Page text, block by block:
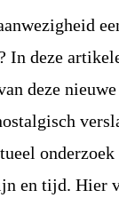
In deze
deze
onderzoek
en tijd. Hier